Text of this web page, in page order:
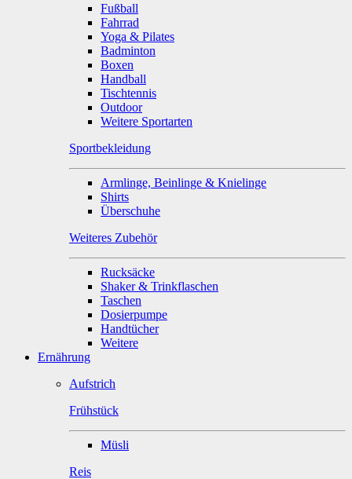
Fußball
Fahrrad
Yoga & Pilates
Badminton
Boxen
Handball
Tischtennis
Outdoor
Weitere Sportarten
Sportbekleidung
Armlinge, Beinlinge & Knielinge
Shirts
Überschuhe
Weiteres Zubehör
Rucksäcke
Shaker & Trinkflaschen
Taschen
Dosierpumpe
Handtücher
Weitere
Ernährung
Aufstrich
Frühstück
Müsli
Reis